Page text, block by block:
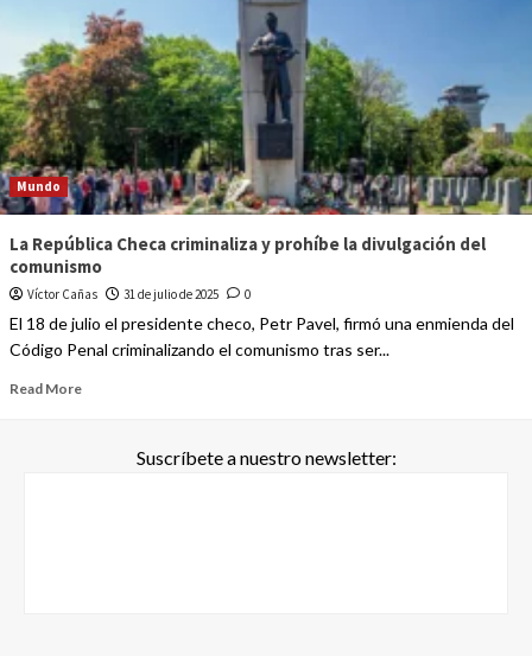
Mundo
La República Checa criminaliza y prohíbe la divulgación del
comunismo
Víctor Cañas 31 de julio de 2025 0
El 18 de julio el presidente checo, Petr Pavel, firmó una enmienda del
Código Penal criminalizando el comunismo tras ser...
Read More
Suscríbete a nuestro newsletter: